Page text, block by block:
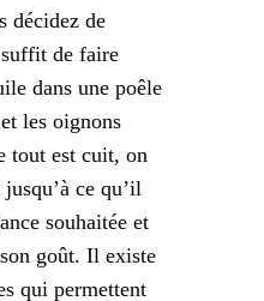
décidez de
de faire
dans une poêle
les oignons
tout est cuit, on
ce qu’il
souhaitée et
goût. Il existe
qui permettent